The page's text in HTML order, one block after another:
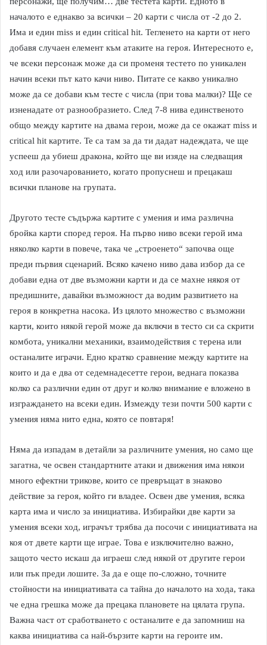
началото е еднакво за всички – 20 карти с числа от -2 до 2.
Има и един miss и един critical hit. Тегленето на карти от него
добавя случаен елемент към атаките на героя. Интересното е,
че всеки персонаж може да си променя тестето по уникален
начин всеки път като качи ниво. Питате се какво уникално
може да се добави към тесте с числа (при това малки)? Ще се
изненадате от разнообразието. След 7-8 нива единственото
общо между картите на двама герои, може да се окажат miss и
critical hit картите. Те са там за да ти дадат надеждата, че ще
успееш да убиеш дракона, който ще ви изяде на следващия
ход или разочарованието, когато пропуснеш и прецакаш
всички планове на групата.
Другото тесте съдържа картите с умения и има различна
бройка карти според героя. На първо ниво всеки герой има
няколко карти в повече, така че „строенето“ започва още
преди първия сценарий. Всяко качено ниво дава избор да се
добави една от две възможни карти и да се махне някоя от
предишните, давайки възможност да водим развитието на
героя в конкретна насока. Из цялото множество с възможни
карти, които някой герой може да включи в тесто си са скрити
комбота, уникални механики, взаимодействия с терена или
останалите играчи. Едно кратко сравнение между картите на
които и да е два от седемнадесетте герои, веднага показва
колко са различни един от друг и колко внимание е вложено в
изграждането на всеки един. Измежду тези почти 500 карти с
умения няма нито една, която се повтаря!
Няма да изпадам в детайли за различните умения, но само ще
загатна, че освен стандартните атаки и движения има някои
много ефектни трикове, които се превръщат в знаково
действие за героя, който ги владее. Освен две умения, всяка
карта има и число за инициатива. Избирайки две карти за
умения всеки ход, играчът трябва да посочи с инициативата на
коя от двете карти ще играе. Това е изключително важно,
защото често искаш да играеш след някой от другите герои
или пък преди лошите. За да е още по-сложно, точните
стойности на инициативата са тайна до началото на хода, така
че една грешка може да прецака плановете на цялата група.
Важна част от сработването с останалите е да запомниш на
каква инициатива са най-бързите карти на героите им.